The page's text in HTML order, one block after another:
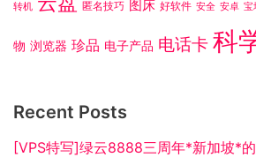
转机 匿名技巧 图床 好软件 安全 安卓 宝
物 浏览器 珍品 电子产品 电话卡 科
Recent Posts
[VPS特写]绿云8888三周年*新加坡*